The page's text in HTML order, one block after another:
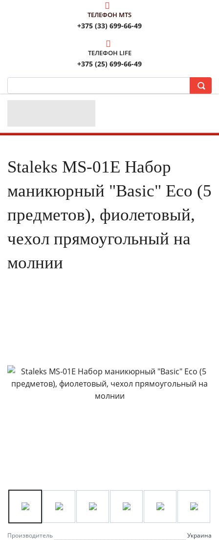
ТЕЛЕФОН MTS
+375 (33) 699-66-49
ТЕЛЕФОН LIFE
+375 (25) 699-66-49
Staleks MS-01E Набор
маникюрный "Basic" Eco (5
предметов), фиолетовый,
чехол прямоугольный на
молнии
Производитель
Украина